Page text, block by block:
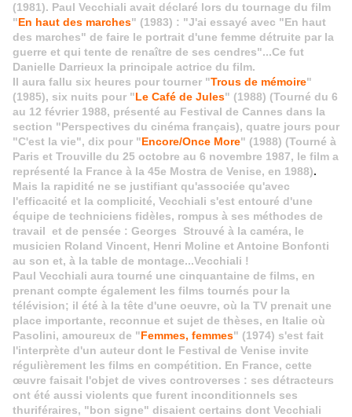
(1981). Paul Vecchiali avait déclaré lors du tournage du film
"En haut des marches" (1983) : "J'ai essayé avec "En haut
des marches" de faire le portrait d'une femme détruite par la
guerre et qui tente de renaître de ses cendres"...Ce fut
Danielle Darrieux la principale actrice du film.
Il aura fallu six heures pour tourner "Trous de mémoire"
(1985), six nuits pour "Le Café de Jules" (1988) (Tourné du 6
au 12 février 1988, présenté au Festival de Cannes dans la
section "Perspectives du cinéma français), quatre jours pour
"C'est la vie", dix pour "Encore/Once More" (1988) (Tourné à
Paris et Trouville du 25 octobre au 6 novembre 1987, le film a
représenté la France à la 45e Mostra de Venise, en 1988).
Mais la rapidité ne se justifiant qu'associée qu'avec
l'efficacité et la complicité, Vecchiali s'est entouré d'une
équipe de techniciens fidèles, rompus à ses méthodes de
travail et de pensée : Georges Strouvé à la caméra, le
musicien Roland Vincent, Henri Moline et Antoine Bonfonti
au son et, à la table de montage...Vecchiali !
Paul Vecchiali aura tourné une cinquantaine de films, en
prenant compte également les films tournés pour la
télévision; il été à la tête d'une oeuvre, où la TV prenait une
place importante, reconnue et sujet de thèses, en Italie où
Pasolini, amoureux de "Femmes, femmes" (1974) s'est fait
l'interprète d'un auteur dont le Festival de Venise invite
régulièrement les films en compétition. En France, cette
œuvre faisait l'objet de vives controverses : ses détracteurs
ont été aussi violents que furent inconditionnels ses
thuriféraires, "bon signe" disaient certains dont Vecchiali